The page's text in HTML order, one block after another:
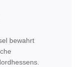
bewahrt